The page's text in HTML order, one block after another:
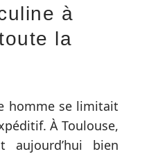
à
la
homme se limitait
À Toulouse,
aujourd’hui bien